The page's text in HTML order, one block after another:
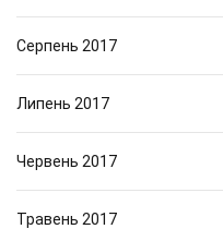
Серпень 2017
Липень 2017
Червень 2017
Травень 2017